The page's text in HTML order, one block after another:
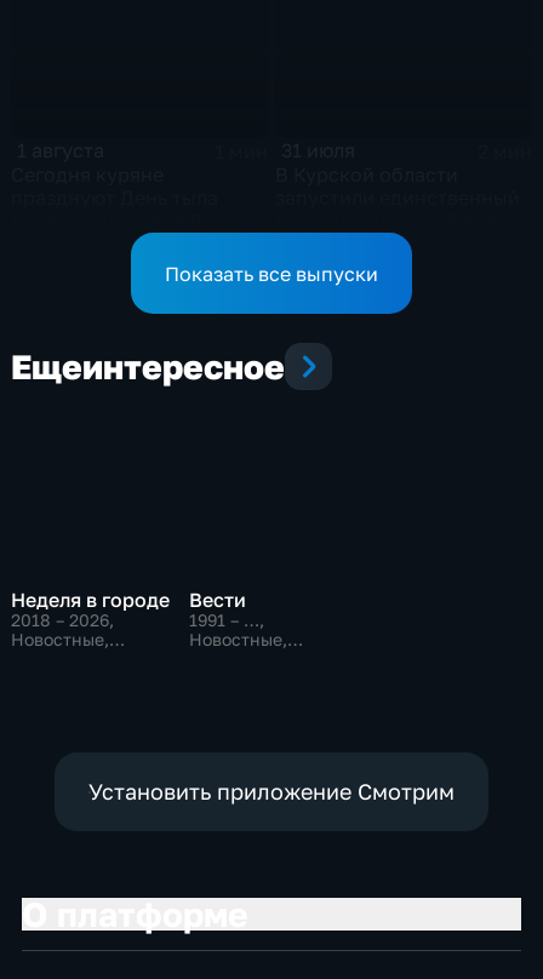
«Курск без опасности»
Показать все выпуски
Ещеинтересное
Неделя в городе
2018 – 2026,
Новостные,
Вести
1991 – …,
Новостные,
Установить приложение Смотрим